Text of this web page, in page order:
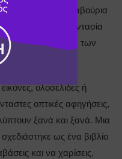
στ’ αλήθεια. Τα καβούρια
και τη φαντασία
παιδικά βιβλία των
ολοσέλιδες ή
οπτικές αφηγήσεις,
ξανά και ξανά. Μια
ως ένα βιβλίο
και να χαρίσεις.